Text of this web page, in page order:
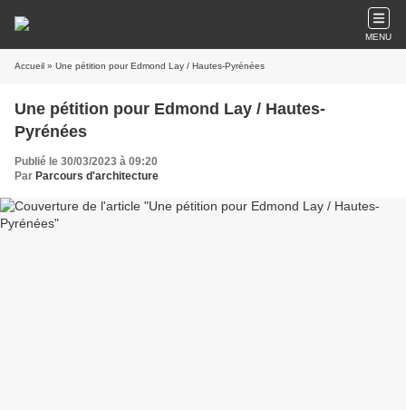
MENU
Accueil » Une pétition pour Edmond Lay / Hautes-Pyrénées
Une pétition pour Edmond Lay / Hautes-
Pyrénées
Publié le 30/03/2023 à 09:20
Par Parcours d'architecture